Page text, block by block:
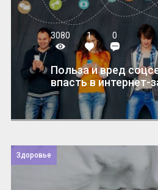
3080 1 0
Польза и вред
впасть в интернет-
Здоровье